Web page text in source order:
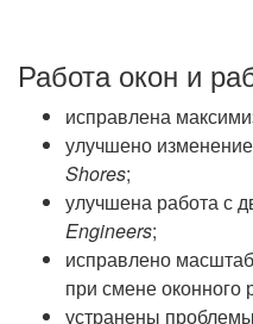
Работа окон и
исправлена
улучшено
Shores;
улучшена работа с
Engineers;
исправлено
при смене оконного
устранены